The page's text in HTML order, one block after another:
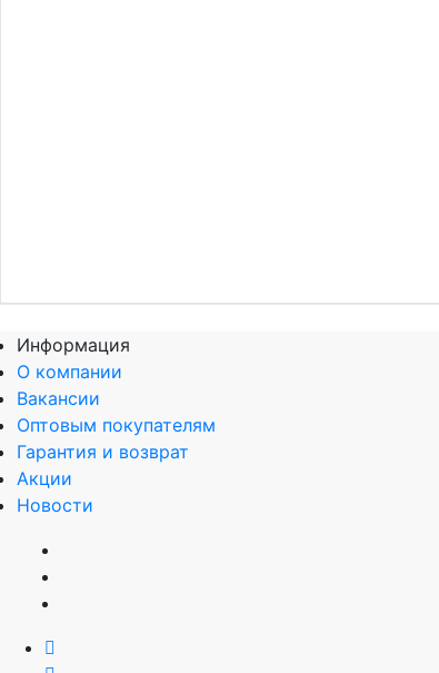
Информация
О компании
Вакансии
Оптовым покупателям
Гарантия и возврат
Акции
Новости